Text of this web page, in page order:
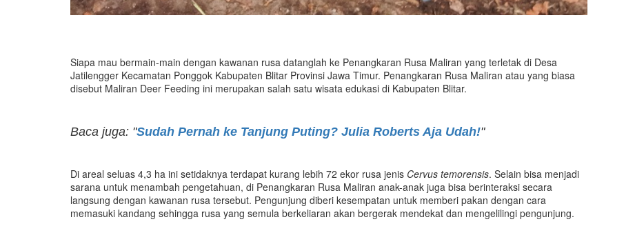
Siapa mau bermain-main dengan kawanan rusa datanglah ke Penangkaran Rusa Maliran yang terletak di Desa
Jatilengger Kecamatan Ponggok Kabupaten Blitar Provinsi Jawa Timur. Penangkaran Rusa Maliran atau yang biasa
disebut Maliran Deer Feeding ini merupakan salah satu wisata edukasi di Kabupaten Blitar.
Baca juga: "Sudah Pernah ke Tanjung Puting? Julia Roberts Aja Udah!"
Di areal seluas 4,3 ha ini setidaknya terdapat kurang lebih 72 ekor rusa jenis Cervus temorensis. Selain bisa menjadi
sarana untuk menambah pengetahuan, di Penangkaran Rusa Maliran anak-anak juga bisa berinteraksi secara
langsung dengan kawanan rusa tersebut. Pengunjung diberi kesempatan untuk memberi pakan dengan cara
memasuki kandang sehingga rusa yang semula berkeliaran akan bergerak mendekat dan mengelilingi pengunjung.